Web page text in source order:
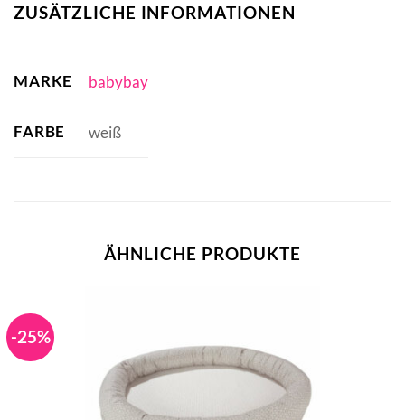
ZUSÄTZLICHE INFORMATIONEN
MARKE babybay
FARBE weiß
ÄHNLICHE PRODUKTE
-25%